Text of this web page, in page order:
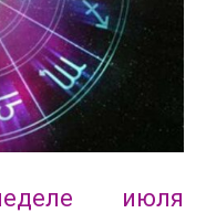
июля